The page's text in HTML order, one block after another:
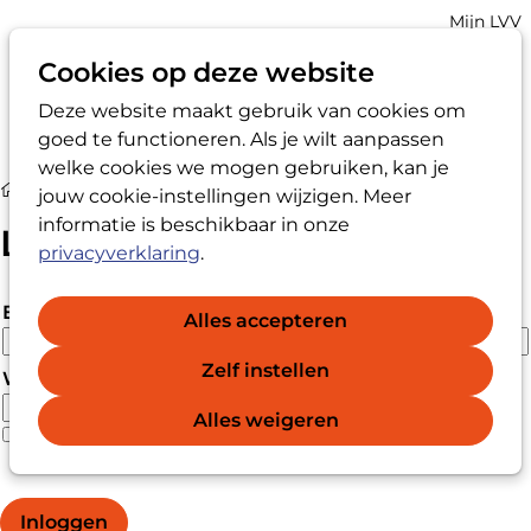
Cookies op deze website
Deze website maakt gebruik van cookies om
goed te functioneren. Als je wilt aanpassen
welke cookies we mogen gebruiken, kan je
jouw cookie-instellingen wijzigen. Meer
informatie is beschikbaar in onze
privacyverklaring.
Alles accepteren
Zelf instellen
Alles weigeren
Zoek
Account
Mijn LVV
Login
Login
E-mailadres
Wachtwoord
Wachtwoord weergeven
Wachtwoord vergeten?
Inloggen